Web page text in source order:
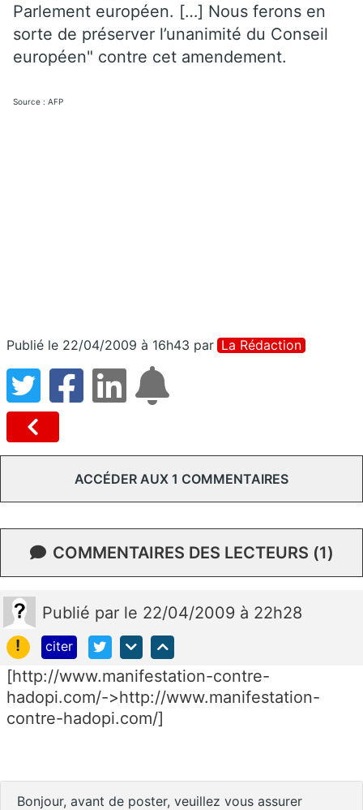
Parlement européen. […] Nous ferons en
sorte de préserver l’unanimité du Conseil
européen" contre cet amendement.
Source : AFP
Publié le 22/04/2009 à 16h43 par La Rédaction
ACCÉDER AUX 1 COMMENTAIRES
COMMENTAIRES DES LECTEURS (1)
Publié par le 22/04/2009 à 22h28
!
citer
[http://www.manifestation-contre-
hadopi.com/->http://www.manifestation-
contre-hadopi.com/]
Bonjour, avant de poster, veuillez vous assurer